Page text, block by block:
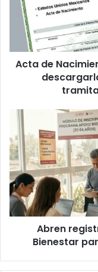
certificada...
¿Cómo
descargarlas
en
PDF
tramitarlas
línea
en
2026?
Acta de
Abren
registro
para
apoyo
de
salud
del
Bienestar
para
personasAbren
Bienestar